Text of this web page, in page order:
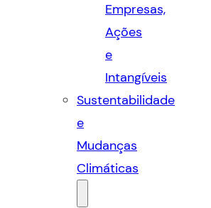
Empresas,
Ações
e
Intangíveis
Sustentabilidade
e
Mudanças
Climáticas